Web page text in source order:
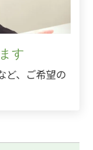
す
ど、ご希望の